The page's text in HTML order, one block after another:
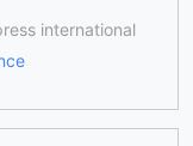
international